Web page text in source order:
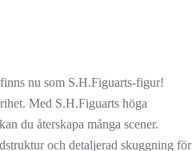
nu som S.H.Figuarts-figur!
Med S.H.Figuarts höga
du återskapa många scener.
och detaljerad skuggning för